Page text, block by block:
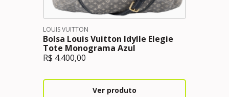
LOUIS VUITTON
Bolsa Louis Vuitton Idylle Elegie
Tote Monograma Azul
R$ 4.400,00
Ver produto